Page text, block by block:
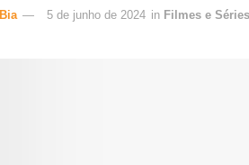
Bia 5 de junho de 2024 in Filmes e Séries